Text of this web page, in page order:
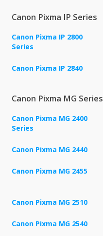
Canon Pixma IP Series
Canon Pixma IP 2800
Series
Canon Pixma IP 2840
Canon Pixma MG Series
Canon Pixma MG 2400
Series
Canon Pixma MG 2440
Canon Pixma MG 2455
Canon Pixma MG 2510
Canon Pixma MG 2540